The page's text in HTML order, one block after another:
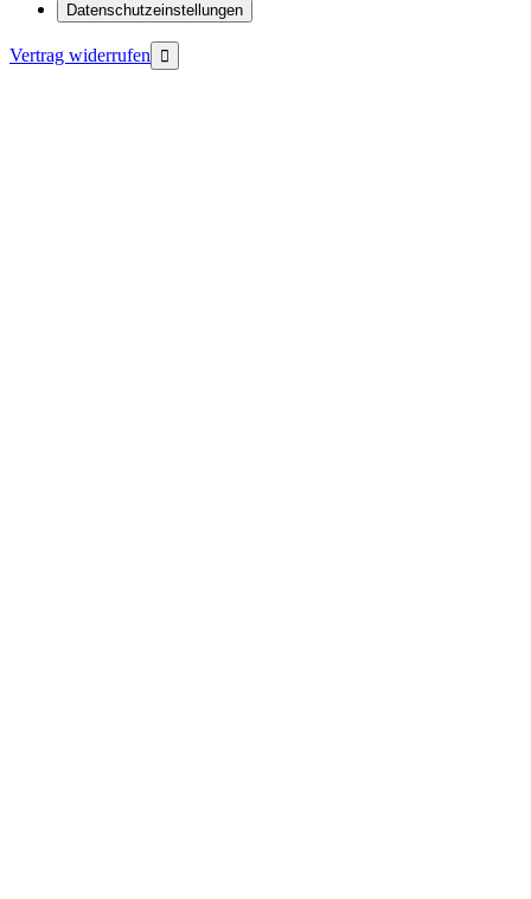
Datenschutzeinstellungen
Vertrag widerrufen 